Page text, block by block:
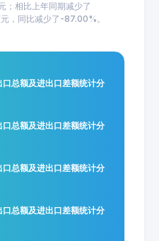
相比上年同期减少了
，同比减少了-87.00%。
总额及进出口差额统计分
总额及进出口差额统计分
总额及进出口差额统计分
总额及进出口差额统计分